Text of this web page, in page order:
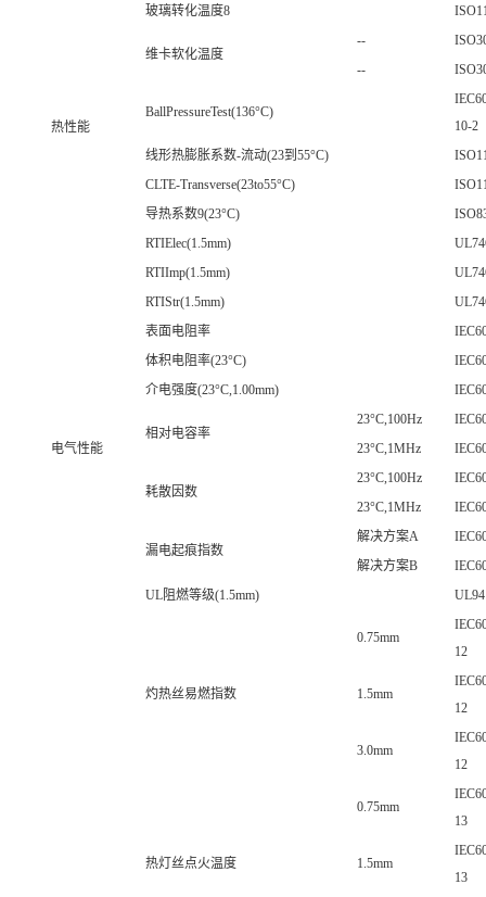
热性能
玻璃转化温度8
维卡软化温度
--
--
BallPressureTest(136°C)
10-2
线形热膨胀系数-流动(23到55°C)
CLTE-Transverse(23to55°C)
导热系数9(23°C)
RTIElec(1.5mm)
RTIImp(1.5mm)
RTIStr(1.5mm)
电气性能
表面电阻率
体积电阻率(23°C)
介电强度(23°C,1.00mm)
相对电容率
23°C,100Hz
23°C,1MHz
耗散因数
23°C,100Hz
23°C,1MHz
漏电起痕指数
解决方案A
解决方案B
UL阻燃等级(1.5mm) UL94
灼热丝易燃指数
0.75mm
12
1.5mm
12
3.0mm
12
热灯丝点火温度
0.75mm
13
1.5mm
13